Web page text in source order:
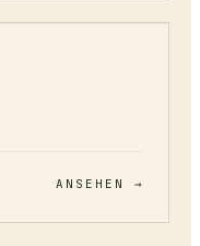
ANSEHEN →